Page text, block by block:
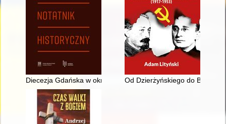
Diecezja Gdańska w okresie komunizmu (1945-1989) -
Od Dzierżyńskiego do Berii :